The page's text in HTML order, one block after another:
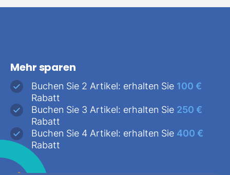
Mehr sparen
Buchen Sie 2 Artikel: erhalten Sie 100 €
Rabatt
Buchen Sie 3 Artikel: erhalten Sie 250 €
Rabatt
Buchen Sie 4 Artikel: erhalten Sie 400 €
Rabatt